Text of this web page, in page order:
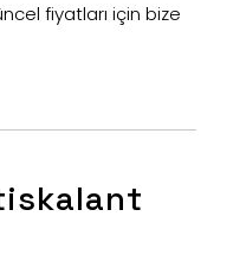
fiyatları için bize